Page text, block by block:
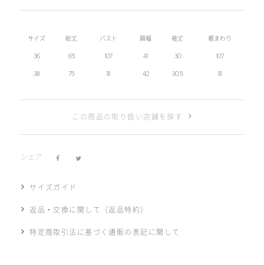
サイズ 総丈 バスト 肩幅 袖丈 裾まわり
36 65 107 41 30 107
38 75 42 30.5
この商品の取り扱い店舗を探す
シェア
サイズガイド
返品・交換に関して（返品特約）
特定商取引法に基づく通販の表記に関して